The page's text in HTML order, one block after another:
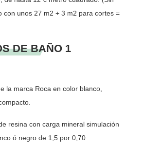
con unos 27 m2 + 3 m2 para cortes =
DE BAÑO 1
la marca Roca en color blanco,
resina con carga mineral simulación
ó negro de 1,5 por 0,70